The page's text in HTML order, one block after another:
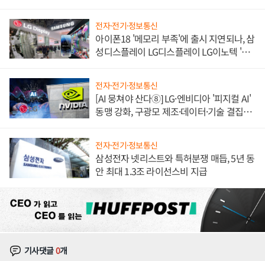
전자·전기·정보통신
아이폰18 '메모리 부족'에 출시 지연되나, 삼
성디스플레이 LG디스플레이 LG이노텍 '탈
전자·전기·정보통신
[AI 뭉쳐야 산다⑧] LG·엔비디아 '피지컬 AI'
동맹 강화, 구광모 제조·데이터·기술 결집
전자·전기·정보통신
삼성전자 넷리스트와 특허분쟁 매듭, 5년 동
안 최대 1.3조 라이선스비 지급
기사댓글0개